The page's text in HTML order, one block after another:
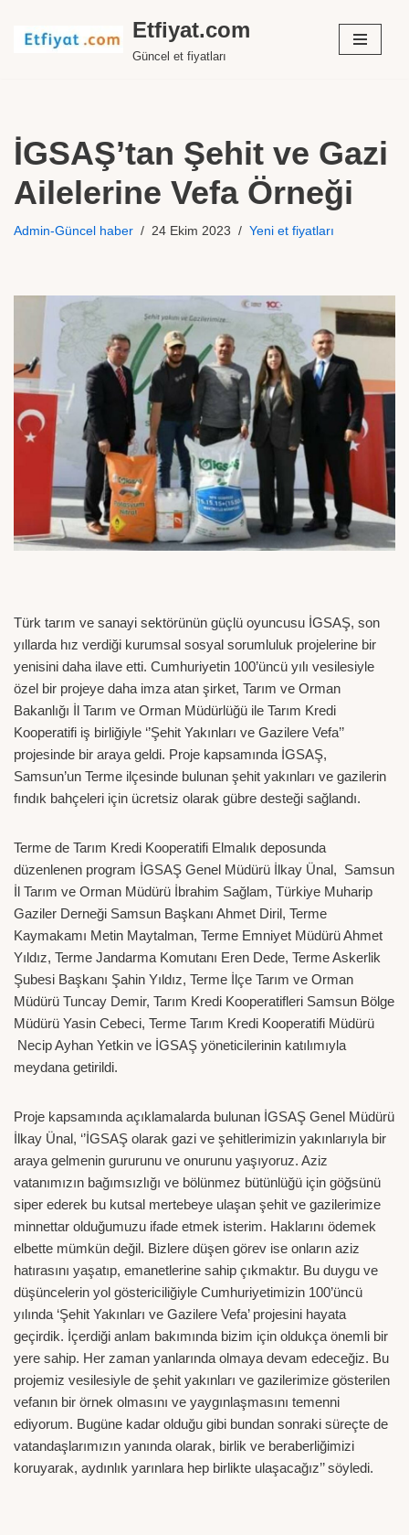
İçeriğe
Etfiyat.com
Güncel et fiyatları
İGSAŞ’tan Şehit ve Gazi
Ailelerine Vefa Örneği
Admin-Güncel haber 24 Ekim 2023 Yeni et fiyatları
Türk tarım ve sanayi sektörünün güçlü oyuncusu İGSAŞ, son
yıllarda hız verdiği kurumsal sosyal sorumluluk projelerine bir
yenisini daha ilave etti. Cumhuriyetin 100’üncü yılı vesilesiyle
özel bir projeye daha imza atan şirket, Tarım ve Orman
Bakanlığı İl Tarım ve Orman Müdürlüğü ile Tarım Kredi
Kooperatifi iş birliğiyle ‘’Şehit Yakınları ve Gazilere Vefa’’
projesinde bir araya geldi. Proje kapsamında İGSAŞ,
Samsun’un Terme ilçesinde bulunan şehit yakınları ve gazilerin
fındık bahçeleri için ücretsiz olarak gübre desteği sağlandı.
Terme de Tarım Kredi Kooperatifi Elmalık deposunda
düzenlenen program İGSAŞ Genel Müdürü İlkay Ünal, Samsun
İl Tarım ve Orman Müdürü İbrahim Sağlam, Türkiye Muharip
Gaziler Derneği Samsun Başkanı Ahmet Diril, Terme
Kaymakamı Metin Maytalman, Terme Emniyet Müdürü Ahmet
Yıldız, Terme Jandarma Komutanı Eren Dede, Terme Askerlik
Şubesi Başkanı Şahin Yıldız, Terme İlçe Tarım ve Orman
Müdürü Tuncay Demir, Tarım Kredi Kooperatifleri Samsun Bölge
Müdürü Yasin Cebeci, Terme Tarım Kredi Kooperatifi Müdürü
Necip Ayhan Yetkin ve İGSAŞ yöneticilerinin katılımıyla
meydana getirildi.
Proje kapsamında açıklamalarda bulunan İGSAŞ Genel Müdürü
İlkay Ünal, ‘’İGSAŞ olarak gazi ve şehitlerimizin yakınlarıyla bir
araya gelmenin gururunu ve onurunu yaşıyoruz. Aziz
vatanımızın bağımsızlığı ve bölünmez bütünlüğü için göğsünü
siper ederek bu kutsal mertebeye ulaşan şehit ve gazilerimize
minnettar olduğumuzu ifade etmek isterim. Haklarını ödemek
elbette mümkün değil. Bizlere düşen görev ise onların aziz
hatırasını yaşatıp, emanetlerine sahip çıkmaktır. Bu duygu ve
düşüncelerin yol göstericiliğiyle Cumhuriyetimizin 100’üncü
yılında ‘Şehit Yakınları ve Gazilere Vefa’ projesini hayata
geçirdik. İçerdiği anlam bakımında bizim için oldukça önemli bir
yere sahip. Her zaman yanlarında olmaya devam edeceğiz. Bu
projemiz vesilesiyle de şehit yakınları ve gazilerimize gösterilen
vefanın bir örnek olmasını ve yaygınlaşmasını temenni
ediyorum. Bugüne kadar olduğu gibi bundan sonraki süreçte de
vatandaşlarımızın yanında olarak, birlik ve beraberliğimizi
koruyarak, aydınlık yarınlara hep birlikte ulaşacağız’’ söyledi.